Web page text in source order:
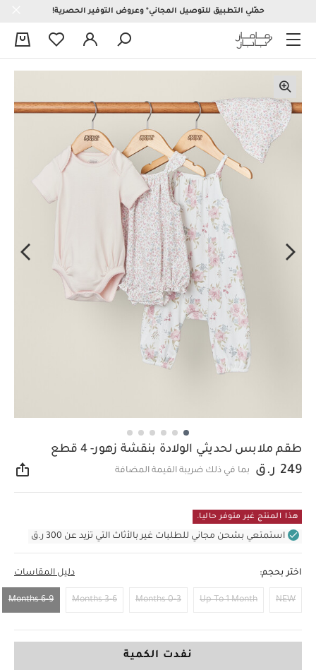
حمّلي التطبيق للتوصيل المجاني* وعروض التوفير الحصرية!
طقم ملابس لحديثي الولادة بنقشة زهور- 4 قطع
249 ر.ق بما في ذلك ضريبة القيمة المضافة
هذا المنتج غير متوفر حاليا.
استمتعي بشحن مجاني للطلبات غير بالأثاث التي تزيد عن 300 ر.ق
اختر بحجم: دليل المقاسات
NEW
Up To 1 Month
0-3 Months
3-6 Months
6-9 Months
نفدت الكمية